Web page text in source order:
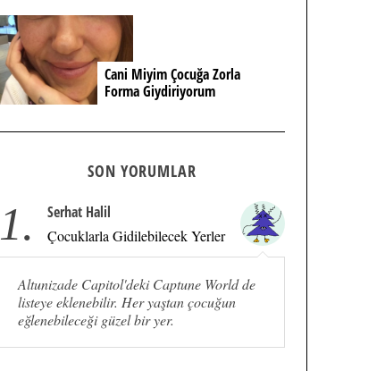
Cani Miyim Çocuğa Zorla
Forma Giydiriyorum
SON YORUMLAR
1. Serhat Halil
Çocuklarla Gidilebilecek Yerler
Altunizade Capitol'deki Captune World de
listeye eklenebilir. Her yaştan çocuğun
eğlenebileceği güzel bir yer.